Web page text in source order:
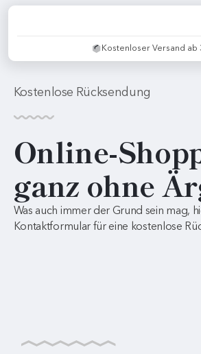
Kostenloser Versand ab
Kostenlose Rücksendung
Online-
ganz ohne
Was auch immer der Grund sein mag,
Kontaktformular für eine kostenlose